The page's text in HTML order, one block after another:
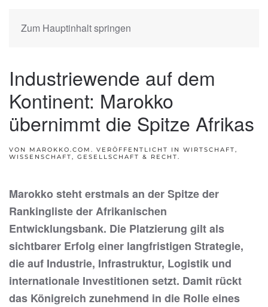
Zum Hauptinhalt springen
Industriewende auf dem
Kontinent: Marokko
übernimmt die Spitze Afrikas
VON MAROKKO.COM. VERÖFFENTLICHT IN WIRTSCHAFT,
WISSENSCHAFT, GESELLSCHAFT & RECHT.
Marokko steht erstmals an der Spitze der
Rankingliste der Afrikanischen
Entwicklungsbank. Die Platzierung gilt als
sichtbarer Erfolg einer langfristigen Strategie,
die auf Industrie, Infrastruktur, Logistik und
internationale Investitionen setzt. Damit rückt
das Königreich zunehmend in die Rolle eines